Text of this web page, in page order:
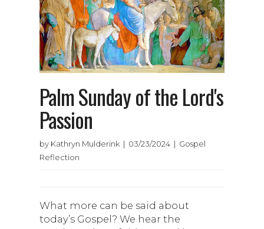
Palm Sunday of the Lord's
Passion
by Kathryn Mulderink | 03/23/2024 | Gospel
Reflection
What more can be said about
today’s Gospel? We hear the